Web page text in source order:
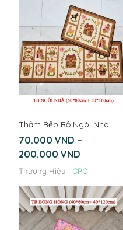
Thảm Bếp Bộ Ngôi Nhà
70.000VND –
200.000VND
Thương Hiệu : CPC